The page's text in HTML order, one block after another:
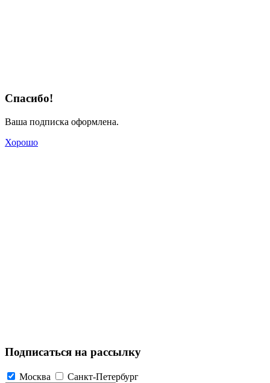
Спасибо!
Ваша подписка оформлена.
Хорошо
Подписаться на рассылку
Москва Санкт-Петербург